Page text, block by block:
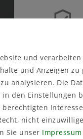
und
und Anzeigen
analysieren. Die
den Einstellungen
nicht
Sie unser Impressum